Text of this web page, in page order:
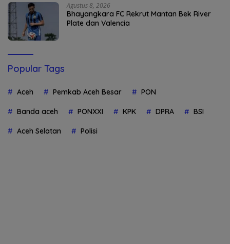
Agustus 8, 2026
Bhayangkara FC Rekrut Mantan Bek River
Plate dan Valencia
Popular Tags
Aceh Pemkab Aceh Besar PON
Banda aceh PONXXI KPK DPRA BSI
Aceh Selatan Polisi